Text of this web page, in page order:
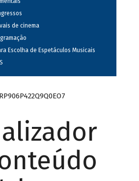
de cinema
Escolha de Espetáculos Musicais